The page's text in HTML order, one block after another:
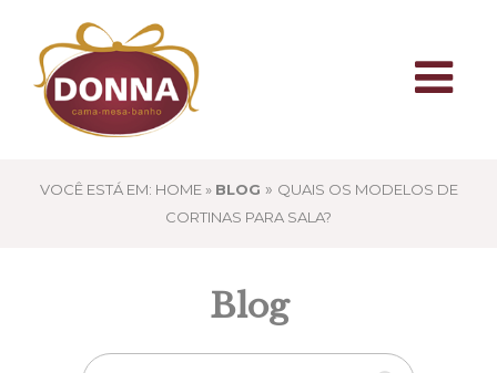
VOCÊ ESTÁ EM: HOME » BLOG » QUAIS OS MODELOS DE
CORTINAS PARA SALA?
Blog